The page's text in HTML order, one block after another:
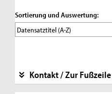
Sortierung und Auswertung:
Kontakt / Zur Fußzeile